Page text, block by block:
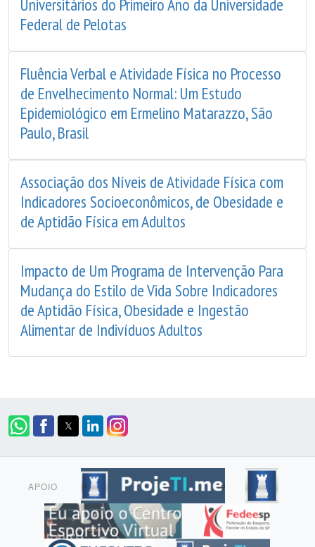
Universitários do Primeiro Ano da Universidade
Federal de Pelotas
Fluência Verbal e Atividade Física no Processo
de Envelhecimento Normal: Um Estudo
Epidemiológico em Ermelino Matarazzo, São
Paulo, Brasil
Associação dos Níveis de Atividade Física com
Indicadores Socioeconômicos, de Obesidade e
de Aptidão Física em Adultos
Impacto de Um Programa de Intervenção Para
Mudança do Estilo de Vida Sobre Indicadores
de Aptidão Física, Obesidade e Ingestão
Alimentar de Indivíduos Adultos
APOIO